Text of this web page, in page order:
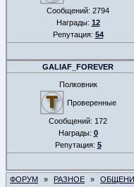
Сообщений: 2794
Награды: 12
Репутация: 54
GALIAF_FOREVER
Полковник
Проверенные
Сообщений: 172
Награды: 0
Репутация: 5
ФОРУМ » РАЗНОЕ »